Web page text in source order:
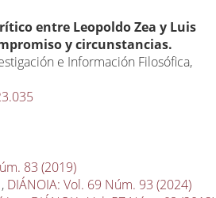
entre Leopoldo Zea y Luis
y circunstancias.
e Información Filosófica,
83 (2019)
, DIÁNOIA: Vol. 69 Núm. 93 (2024)